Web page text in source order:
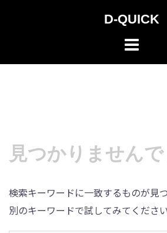
ン
D-QUICK
見つかりません
検索キーワードに一致するものが見
別のキーワードで試してみてください